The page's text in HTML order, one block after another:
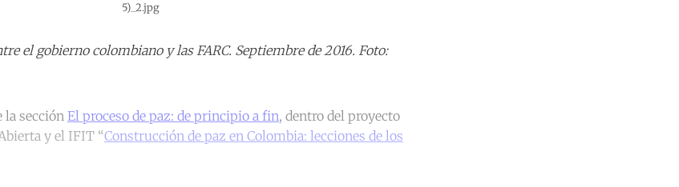
5)_2.jpg
el gobierno colombiano y las FARC. Septiembre de 2016. Foto:
la sección El proceso de paz: de principio a fin, dentro del proyecto
y el IFIT “Construcción de paz en Colombia: lecciones de los